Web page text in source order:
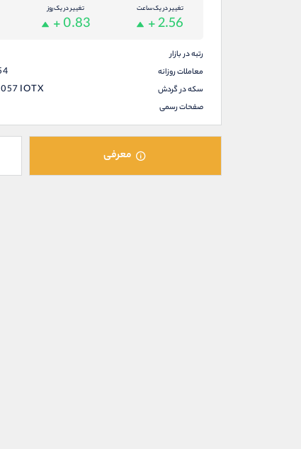
تغییر در یک ساعت
+ 2.56
تغییر در یک روز
+ 0.83
رتبه در بازار
معاملات روزانه
سکه در گردش IOTX
صفحات رسمی
معرفی